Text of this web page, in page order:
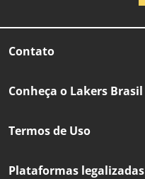
Contato
Conheça o Lakers Brasil
Termos de Uso
Plataformas legalizadas